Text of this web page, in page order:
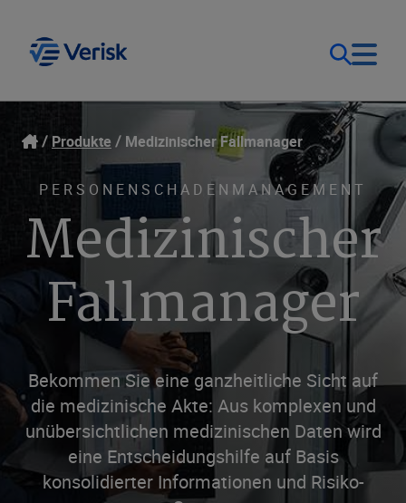
Unsere Lösungen
Ressourcen
Unternehmen
Kontakt
Deutschland (DE)
Produkte Medizinischer Fallmanager
PERSONENSCHADENMANAGEMENT
Medizinischer
Fallmanager
Bekommen Sie eine ganzheitliche Sicht auf
die medizinische Akte: Aus komplexen und
unübersichtlichen medizinischen Daten wird
eine Entscheidungshilfe auf Basis
konsolidierter Informationen und Risiko-